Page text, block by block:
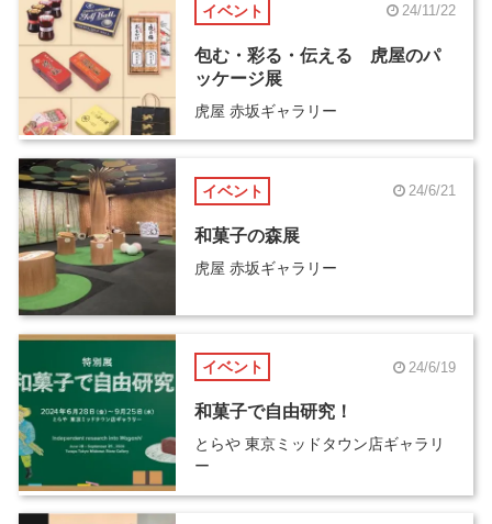
イベント 24/11/22
包む・彩る・伝える 虎屋のパ
ッケージ展
虎屋 赤坂ギャラリー
イベント 24/6/21
和菓子の森展
虎屋 赤坂ギャラリー
イベント 24/6/19
和菓子で自由研究！
とらや 東京ミッドタウン店ギャラリ
ー